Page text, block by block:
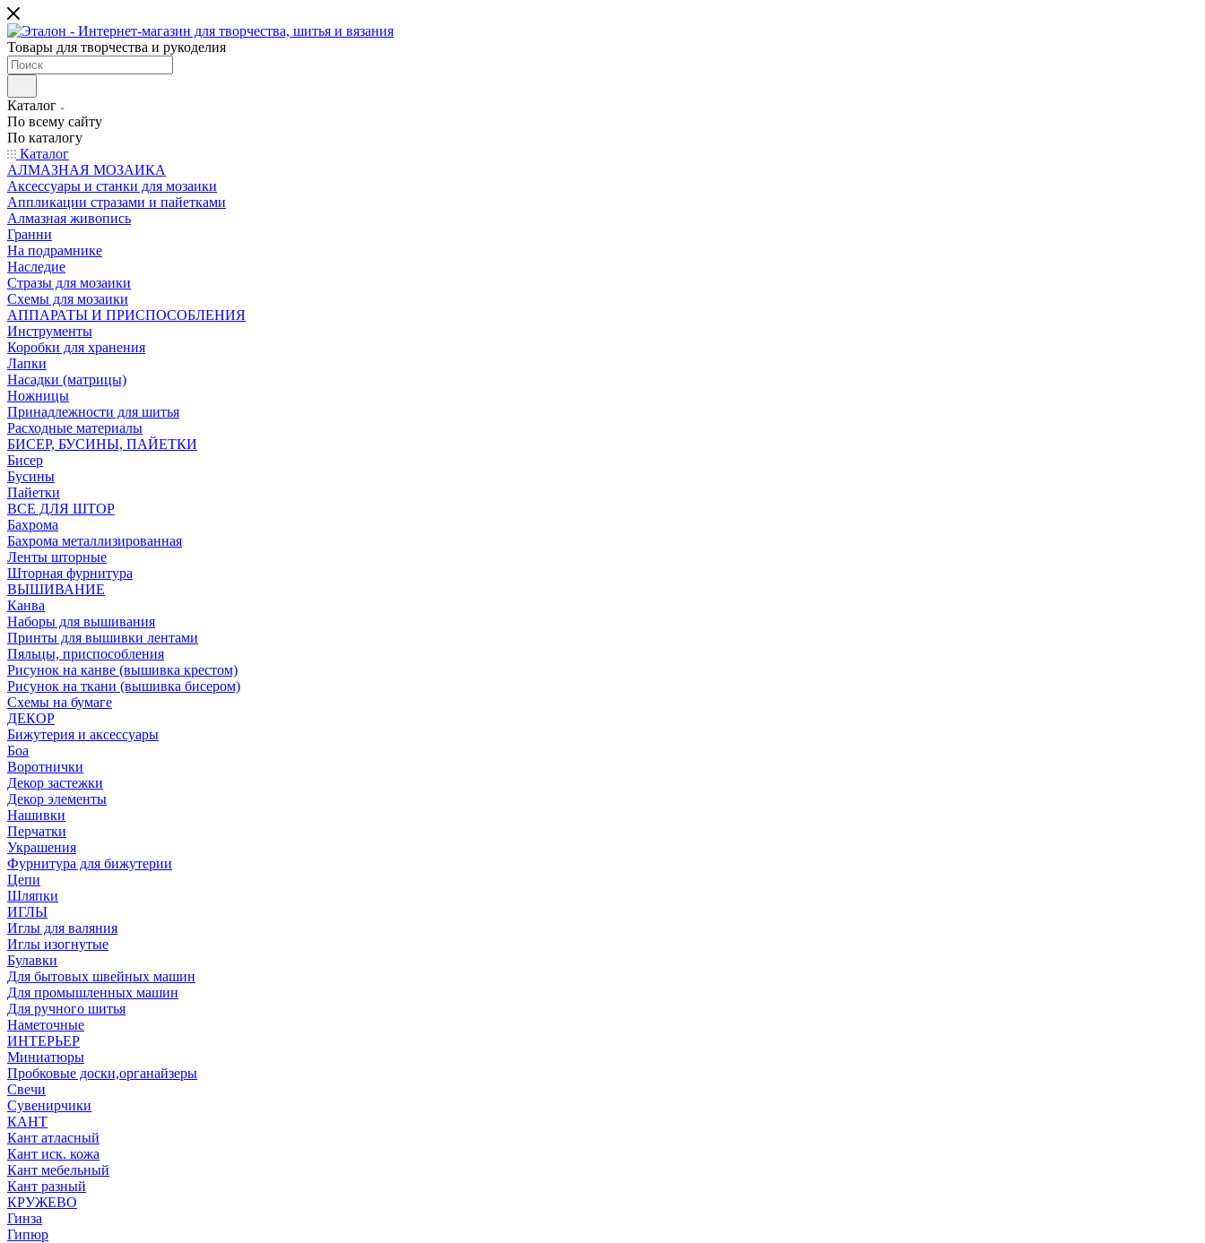
Товары для творчества и рукоделия
Каталог
По всему сайту
По каталогу
Каталог
АЛМАЗНАЯ МОЗАИКА
Аксессуары и станки для мозаики
Аппликации стразами и пайетками
Алмазная живопись
Гранни
На подрамнике
Наследие
Стразы для мозаики
Схемы для мозаики
АППАРАТЫ И ПРИСПОСОБЛЕНИЯ
Инструменты
Коробки для хранения
Лапки
Насадки (матрицы)
Ножницы
Принадлежности для шитья
Расходные материалы
БИСЕР, БУСИНЫ, ПАЙЕТКИ
Бисер
Бусины
Пайетки
ВСЕ ДЛЯ ШТОР
Бахрома
Бахрома металлизированная
Ленты шторные
Шторная фурнитура
ВЫШИВАНИЕ
Канва
Наборы для вышивания
Принты для вышивки лентами
Пяльцы, приспособления
Рисунок на канве (вышивка крестом)
Рисунок на ткани (вышивка бисером)
Схемы на бумаге
ДЕКОР
Бижутерия и аксессуары
Боа
Воротнички
Декор застежки
Декор элементы
Нашивки
Перчатки
Украшения
Фурнитура для бижутерии
Цепи
Шляпки
ИГЛЫ
Иглы для валяния
Иглы изогнутые
Булавки
Для бытовых швейных машин
Для промышленных машин
Для ручного шитья
Наметочные
ИНТЕРЬЕР
Миниатюры
Пробковые доски,органайзеры
Свечи
Сувенирчики
КАНТ
Кант атласный
Кант иск. кожа
Кант мебельный
Кант разный
КРУЖЕВО
Гинза
Гипюр